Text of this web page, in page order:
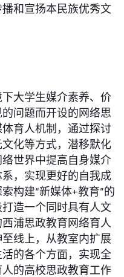
和宣扬本民族优秀文
大学生媒介素养、价
问题而开设的网络思
育人机制，通过探讨
化等方式，潜移默化
世界中提高自身媒介
，实现更好的自我成
构建“新媒体+教育”的
造一个同时具有人文
浦思政教育网络育人
线上，从教室内扩展
的各个方面，实现全
的高校思政教育工作